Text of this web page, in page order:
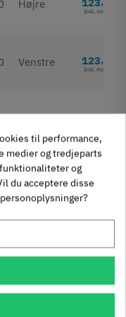
Højre
Inkl. moms
Venstre 123,
Inkl. moms
andet angivet i
til performance,
medier og tredjeparts
og
du acceptere disse